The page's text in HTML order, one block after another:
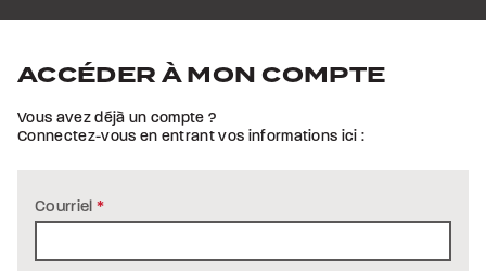
ACCÉDER À MON COMPTE
Vous avez déjà un compte ?
Connectez-vous en entrant vos informations ici :
Courriel *